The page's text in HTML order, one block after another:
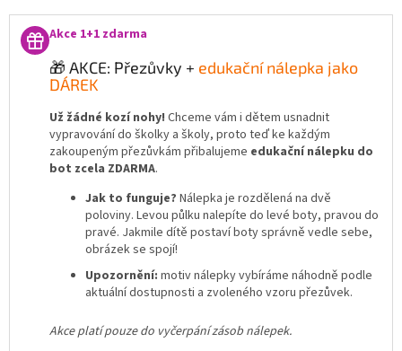
Akce 1+1 zdarma
🎁 AKCE: Přezůvky + edukační nálepka jako
DÁREK
Už žádné kozí nohy! Chceme vám i dětem usnadnit
vypravování do školky a školy, proto teď ke každým
zakoupeným přezůvkám přibalujeme edukační nálepku do
bot zcela ZDARMA.
Jak to funguje? Nálepka je rozdělená na dvě
poloviny. Levou půlku nalepíte do levé boty, pravou do
pravé. Jakmile dítě postaví boty správně vedle sebe,
obrázek se spojí!
Upozornění: motiv nálepky vybíráme náhodně podle
aktuální dostupnosti a zvoleného vzoru přezůvek.
Akce platí pouze do vyčerpání zásob nálepek.